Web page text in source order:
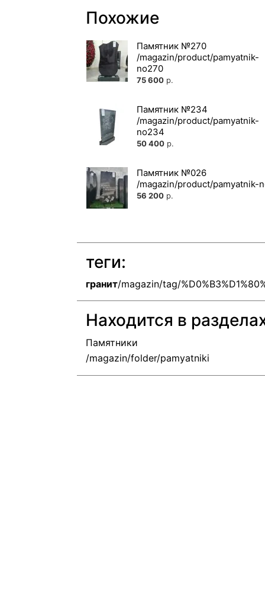
Похожие
Памятник №270
75 600 р.
Памятник №234
50 400 р.
Памятник №026
56 200 р.
теги:
гранит/magazin/tag/
Находится в
Памятники